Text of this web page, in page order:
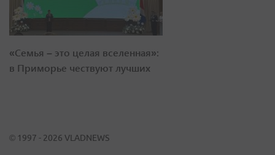
«Семья – это целая вселенная»:
в Приморье чествуют лучших
© 1997 - 2026 VLADNEWS